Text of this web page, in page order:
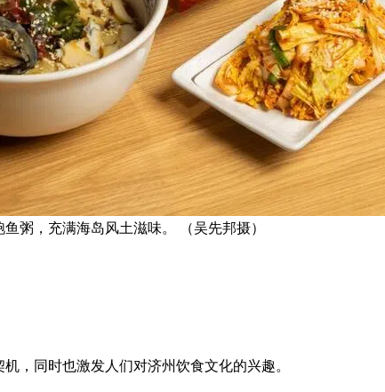
粥，充满海岛风土滋味。 （吴先邦摄）
，同时也激发人们对济州饮食文化的兴趣。